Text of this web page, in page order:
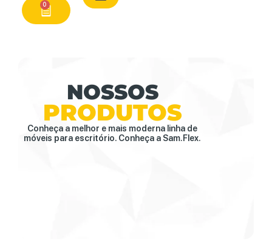
0
NOSSOS
PRODUTOS
Conheça a melhor e mais moderna linha de
móveis para escritório. Conheça a Sam.Flex.